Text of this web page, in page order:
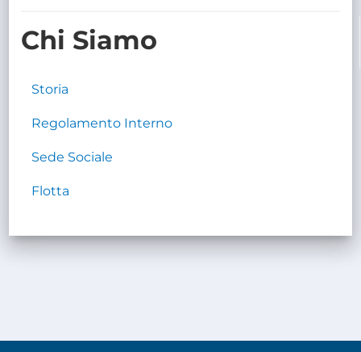
Chi Siamo
Storia
Regolamento Interno
Sede Sociale
Flotta